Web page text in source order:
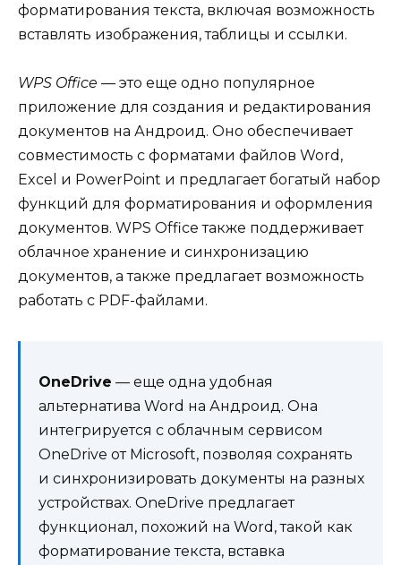
форматирования текста, включая возможность
вставлять изображения, таблицы и ссылки.
WPS Office — это еще одно популярное
приложение для создания и редактирования
документов на Андроид. Оно обеспечивает
совместимость с форматами файлов Word,
Excel и PowerPoint и предлагает богатый набор
функций для форматирования и оформления
документов. WPS Office также поддерживает
облачное хранение и синхронизацию
документов, а также предлагает возможность
работать с PDF-файлами.
OneDrive — еще одна удобная
альтернатива Word на Андроид. Она
интегрируется с облачным сервисом
OneDrive от Microsoft, позволяя сохранять
и синхронизировать документы на разных
устройствах. OneDrive предлагает
функционал, похожий на Word, такой как
форматирование текста, вставка